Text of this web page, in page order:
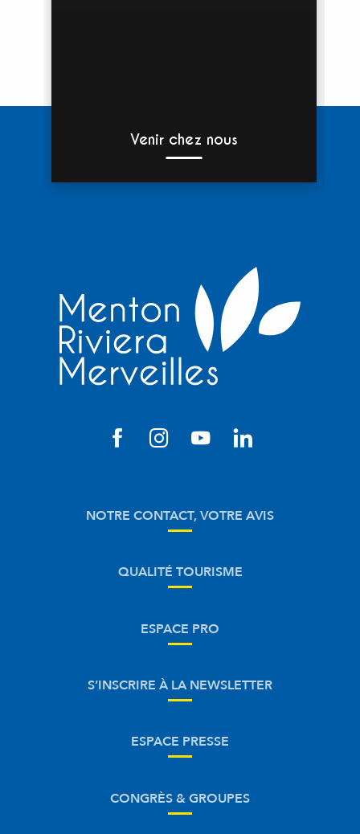
Venir chez nous
NOTRE CONTACT, VOTRE AVIS
QUALITÉ TOURISME
ESPACE PRO
S’INSCRIRE À LA NEWSLETTER
ESPACE PRESSE
CONGRÈS & GROUPES